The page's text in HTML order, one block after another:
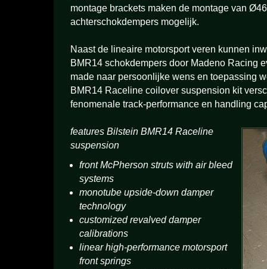
montage brackets maken de montage van
achterschokdempers mogelijk.
Naast de lineaire motorsport veren kunnen
BMR14 schokdempers door Madeno Racing
made naar persoonlijke wens en toepassing
BMR14 Raceline coilover suspension kit
fenomenale track-performance en handling
features Bilstein BMR14 Raceline
suspension
front McPherson struts with air bleed
systems
monotube upside-down damper
technology
customized revalved damper
calibrations
linear high-performance motorsport
front springs